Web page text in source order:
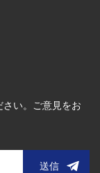
い。ご意見をお
送信